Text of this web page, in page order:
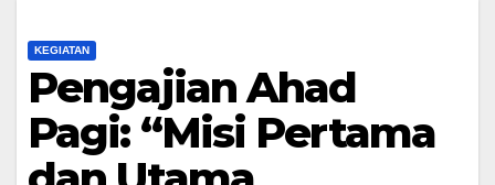
KEGIATAN
Pengajian Ahad
Pagi: “Misi Pertama